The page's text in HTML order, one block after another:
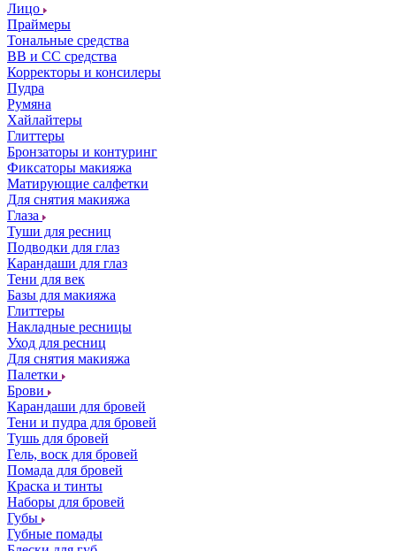
Лицо
Праймеры
Тональные средства
ВВ и СС средства
Корректоры и консилеры
Пудра
Румяна
Хайлайтеры
Глиттеры
Бронзаторы и контуринг
Фиксаторы макияжа
Матирующие салфетки
Для снятия макияжа
Глаза
Туши для ресниц
Подводки для глаз
Карандаши для глаз
Тени для век
Базы для макияжа
Глиттеры
Накладные ресницы
Уход для ресниц
Для снятия макияжа
Палетки
Брови
Карандаши для бровей
Тени и пудра для бровей
Тушь для бровей
Гель, воск для бровей
Помада для бровей
Краска и тинты
Наборы для бровей
Губы
Губные помады